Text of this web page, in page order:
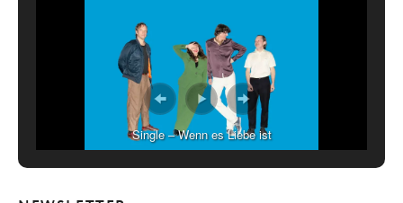
Single – Wenn es Liebe ist